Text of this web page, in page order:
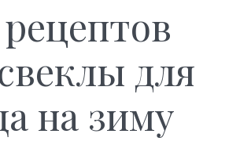
для
на зиму